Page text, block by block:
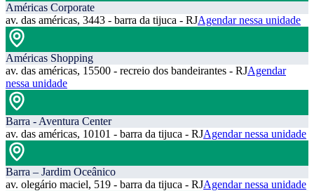
Américas Corporate
av. das américas, 3443 - barra da tijuca - RJAgendar nessa unidade
Américas Shopping
av. das américas, 15500 - recreio dos bandeirantes - RJAgendar
nessa unidade
Barra - Aventura Center
av. das américas, 10101 - barra da tijuca - RJAgendar nessa unidade
Barra – Jardim Oceânico
av. olegário maciel, 519 - barra da tijuca - RJAgendar nessa unidade